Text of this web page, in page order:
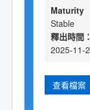
Maturity
Stable
釋出時間：
2025-11-
查看檔案